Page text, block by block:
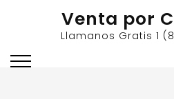
Venta por
Llamanos Gratis 1